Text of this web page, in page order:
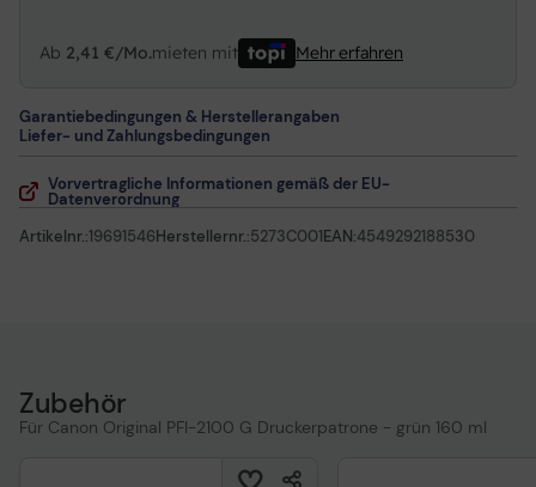
Ab 2,41 €/Mo.mieten mit Mehr erfahren
Garantiebedingungen & Herstellerangaben
Liefer- und Zahlungsbedingungen
Vorvertragliche Informationen gemäß der EU-
Datenverordnung
Artikelnr.:19691546Herstellernr.:5273C001EAN:4549292188530
Zubehör
Für Canon Original PFI-2100 G Druckerpatrone - grün 160 ml